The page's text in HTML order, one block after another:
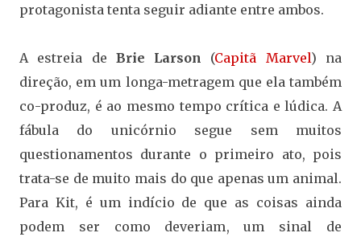
protagonista tenta seguir adiante entre ambos.
A estreia de Brie Larson (Capitã Marvel) na
direção, em um longa-metragem que ela também
co-produz, é ao mesmo tempo crítica e lúdica. A
fábula do unicórnio segue sem muitos
questionamentos durante o primeiro ato, pois
trata-se de muito mais do que apenas um animal.
Para Kit, é um indício de que as coisas ainda
podem ser como deveriam, um sinal de